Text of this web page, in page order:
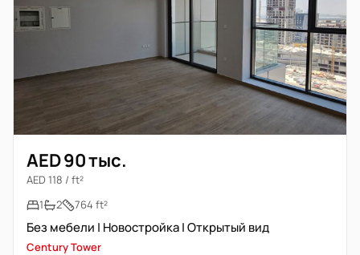
AED 90 тыс.
AED 118 / ft²
1
2 764 ft²
Без мебели | Новостройка | Открытый вид
Century Tower